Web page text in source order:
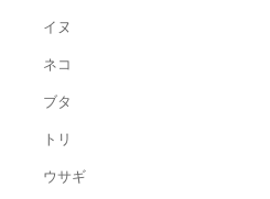
イヌ
ネコ
ブタ
トリ
ウサギ